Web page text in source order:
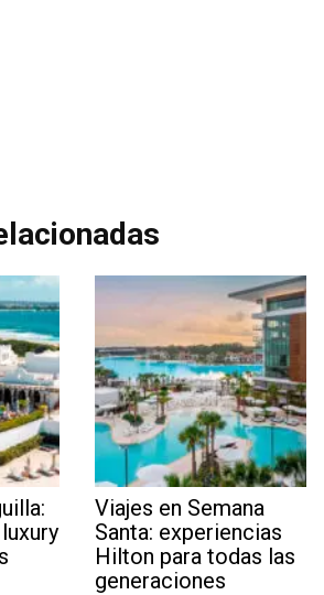
Viajes en Semana
Santa: experiencias
Hilton para todas las
generaciones